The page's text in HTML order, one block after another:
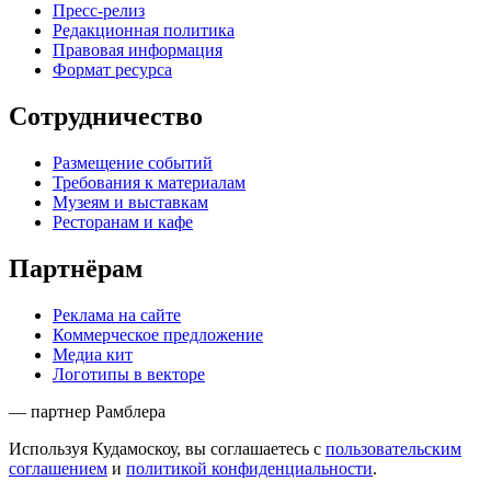
Пресс-релиз
Редакционная политика
Правовая информация
Формат ресурса
Сотрудничество
Размещение событий
Требования к материалам
Музеям и выставкам
Ресторанам и кафе
Партнёрам
Реклама на сайте
Коммерческое предложение
Медиа кит
Логотипы в векторе
— партнер Рамблера
Используя Кудамоскоу, вы соглашаетесь с пользовательским
соглашением и политикой конфиденциальности.